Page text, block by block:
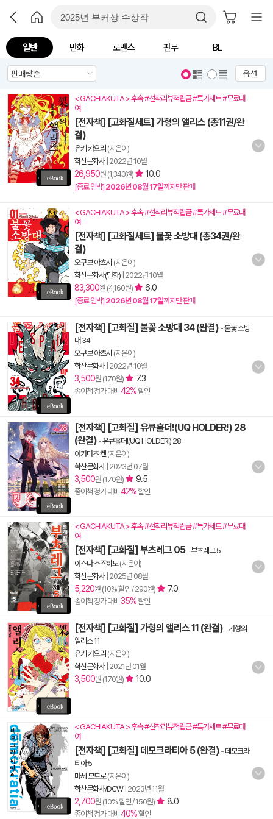
일반 만화 로맨스 판무 BL
옵션
< GACHIAKUTA > 후속 #선착리뷰적립금 #특가세트 #무료대
여
[전자책] [고화질세트] 가형의 앨리스 (총11권/완
결)
유키 카오리 (지은이)
학산문화사| 2022년 10월
26,950원 (1,340원) 10.0
[종료 임박] 2026년 08월 17일까지만 판매
< GACHIAKUTA > 후속 #선착리뷰적립금 #특가세트 #무료대
여
[전자책] [고화질세트] 불꽃 소방대 (총34권/완
결)
오쿠보 아츠시 (지은이)
학산문화사(만화) 2022년 10월
83,300원 (4,160원) 6.0
[종료 임박] 2026년 08월 17일까지만 판매
[전자책] [고화질] 불꽃 소방대 34 (완결) -불꽃 소방
대 34
오쿠보 아츠시 (지은이)
학산문화사| 2022년 10월
3,500원 (170원) 7.3
종이책 정가 대비 42%할인
[전자책] [고화질] 유큐홀더!(UQ HOLDER!) 28
(완결) -유큐홀더!(UQ HOLDER!) 28
아카마츠 켄 (지은이)
학산문화사| 2023년 07월
3,500원 (170원) 9.5
종이책 정가 대비 42%할인
< GACHIAKUTA > 후속 #선착리뷰적립금 #특가세트 #무료대
여
[전자책] [고화질] 부츠레그 05-부츠레그 5
야스다 스즈히토(지은이)
학산문화사| 2025년 08월
5,220원 (10% 할인 / 290원) 7.0
종이책 정가 대비 35%할인
[전자책] [고화질] 가형의 앨리스 11 (완결) -가형의
앨리스 11
유키 카오리 (지은이)
학산문화사| 2021년 01월
3,500원 (170원) 10.0
< GACHIAKUTA > 후속 #선착리뷰적립금 #특가세트 #무료대
여
[전자책] [고화질] 데모크라티아 5 (완결) - 데모크라
티아 5
마세 모토로(지은이)
학산문화사/DCW| 2023년 11월
2,700원 (10% 할인 / 150원) 8.0
종이책 정가 대비 40%할인